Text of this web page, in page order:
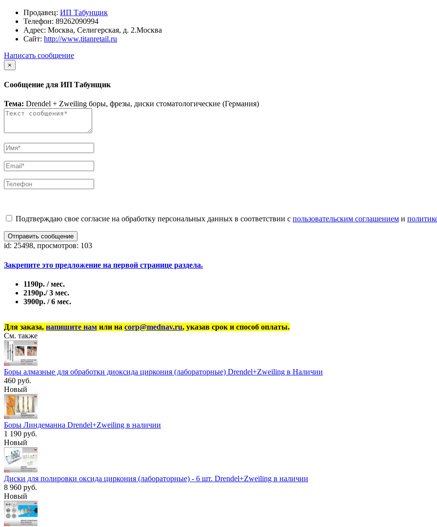
Продавец: ИП Табунщик
Телефон: 89262090994
Адрес: Москва, Селигерская, д. 2.Москва
Сайт: http://www.titanretail.ru
Написать сообщение
×
Сообщение для ИП Табунщик
Тема: Drendel + Zweiling боры, фрезы, диски стоматологические (Германия)
Подтверждаю свое согласие на обработку персональных данных в соответствии с пользовательским соглашением и
Отправить сообщение
id: 25498, просмотров: 103
Закрепите это предложение на первой странице раздела.
1190р. / мес.
2190р./ 3 мес.
3900р. / 6 мес.
Для заказа, напишите нам или на corp@mednav.ru, указав срок и способ оплаты.
См. также
Боры алмазные для обработки диоксида циркония (лабораторные) Drendel+Zweiling в Наличии
460 руб.
Новый
Боры Линдеманна Drendel+Zweiling в наличии
1 190 руб.
Новый
Диски для полировки оксида циркония (лабораторные) - 6 шт. Drendel+Zweiling в наличии
8 960 руб.
Новый